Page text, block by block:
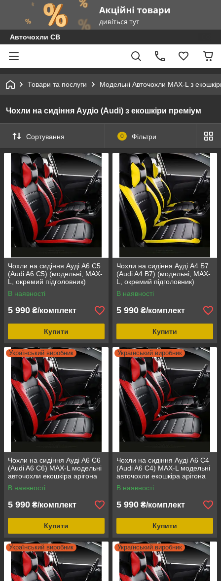
Авточохли СВ
Товари та послуги Модельні Авточохли MAX-L з
Чохли на сидіння Аудіо (Audi) з екошкіри преміум
Сортування 0 Фільтри
Чохли на сидіння Ауді А6 С5
(Audi A6 C5) (модельні, MAX-
L, окремий підголовник)
В наявності
5 990 ₴/комплект
Купити
Чохли на сидіння Ауді А4 Б7
(Audi A4 B7) (модельні, MAX-
L, окремий підголовник)
В наявності
5 990 ₴/комплект
Купити
Український виробник
Чохли на сидіння Ауді А6 С6
(Audi A6 C6) MAX-L модельні
авточохли екошкіра арігона
В наявності
5 990 ₴/комплект
Купити
Український виробник
Чохли на сидіння Ауді А6 С4
(Audi A6 C4) MAX-L модельні
авточохли екошкіра арігона
В наявності
5 990 ₴/комплект
Купити
Український виробник Український виробник